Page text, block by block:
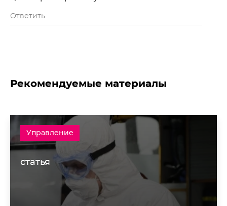
Ответить
Рекомендуемые материалы
Управление
статья